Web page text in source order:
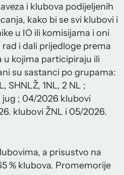
i klubova podijeljenih
kako bi se svi klubovi i
u IO ili komisijama i oni
i dali prijedloge prema
u kojima participiraju ili
su sastanci po grupama:
SHNLŽ, 1NL, 2 NL ;
; 04/2026 klubovi
klubovi ŽNL i 05/2026.
a prisustvo na
% klubova. Promemorije